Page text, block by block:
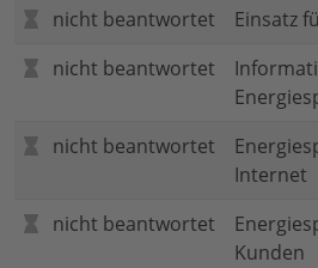
nicht beantwortet
Einsatz
nicht beantwortet
nicht beantwortet
Internet
nicht beantwortet
Kunden